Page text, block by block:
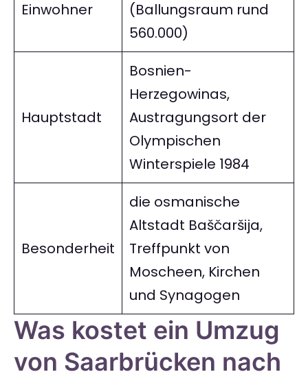
Einwohner
(Ballungsraum rund
560.000)
Hauptstadt
Bosnien-
Herzegowinas,
Austragungsort der
Olympischen
Winterspiele 1984
Besonderheit
die osmanische
Altstadt Baščaršija,
Treffpunkt von
Moscheen, Kirchen
und Synagogen
Was kostet ein Umzug
von Saarbrücken nach